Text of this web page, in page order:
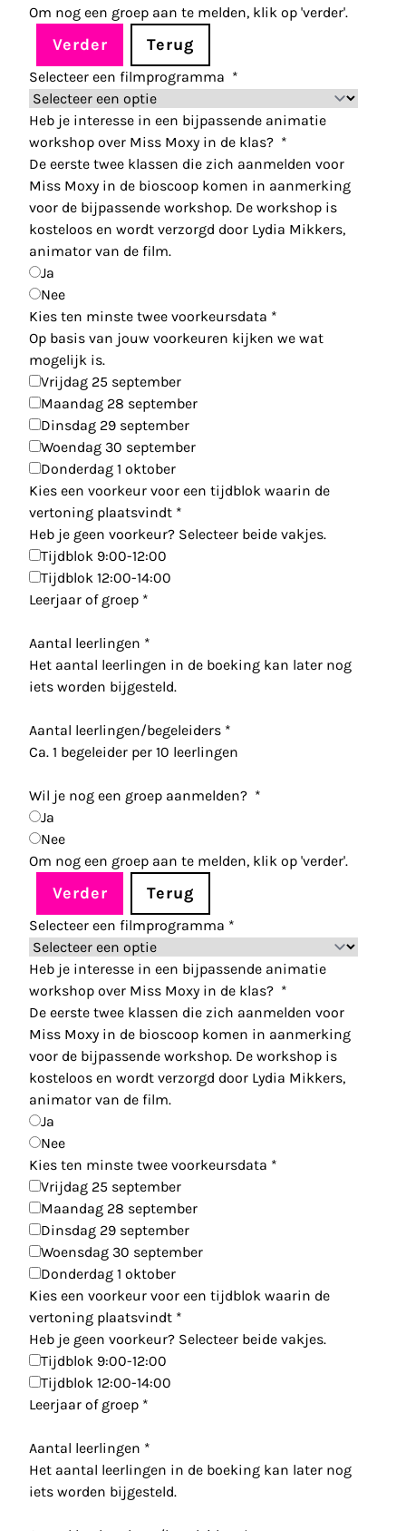
Om nog een groep aan te melden, klik op 'verder'.
Verder Terug
Selecteer een filmprogramma *
Heb je interesse in een bijpassende animatie
workshop over Miss Moxy in de klas? *
De eerste twee klassen die zich aanmelden voor
Miss Moxy in de bioscoop komen in aanmerking
voor de bijpassende workshop. De workshop is
kosteloos en wordt verzorgd door Lydia Mikkers,
animator van de film.
Ja
Nee
Kies ten minste twee voorkeursdata *
Op basis van jouw voorkeuren kijken we wat
mogelijk is.
Vrijdag 25 september
Maandag 28 september
Dinsdag 29 september
Woendag 30 september
Donderdag 1 oktober
Kies een voorkeur voor een tijdblok waarin de
vertoning plaatsvindt *
Heb je geen voorkeur? Selecteer beide vakjes.
Tijdblok 9:00-12:00
Tijdblok 12:00-14:00
Leerjaar of groep *
Aantal leerlingen *
Het aantal leerlingen in de boeking kan later nog
iets worden bijgesteld.
Aantal leerlingen/begeleiders *
Ca. 1 begeleider per 10 leerlingen
Wil je nog een groep aanmelden? *
Ja
Nee
Om nog een groep aan te melden, klik op 'verder'.
Verder Terug
Selecteer een filmprogramma *
Heb je interesse in een bijpassende animatie
workshop over Miss Moxy in de klas? *
De eerste twee klassen die zich aanmelden voor
Miss Moxy in de bioscoop komen in aanmerking
voor de bijpassende workshop. De workshop is
kosteloos en wordt verzorgd door Lydia Mikkers,
animator van de film.
Ja
Nee
Kies ten minste twee voorkeursdata *
Vrijdag 25 september
Maandag 28 september
Dinsdag 29 september
Woensdag 30 september
Donderdag 1 oktober
Kies een voorkeur voor een tijdblok waarin de
vertoning plaatsvindt *
Heb je geen voorkeur? Selecteer beide vakjes.
Tijdblok 9:00-12:00
Tijdblok 12:00-14:00
Leerjaar of groep *
Aantal leerlingen *
Het aantal leerlingen in de boeking kan later nog
iets worden bijgesteld.